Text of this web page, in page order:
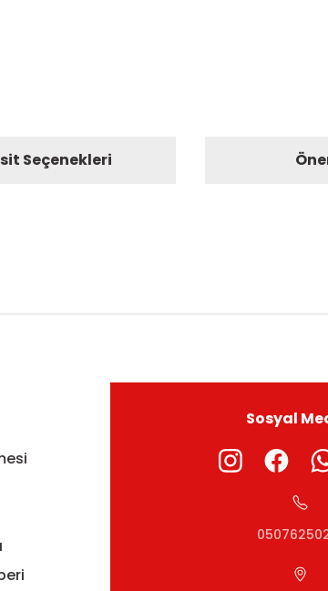
Seçenekleri
Sosyal